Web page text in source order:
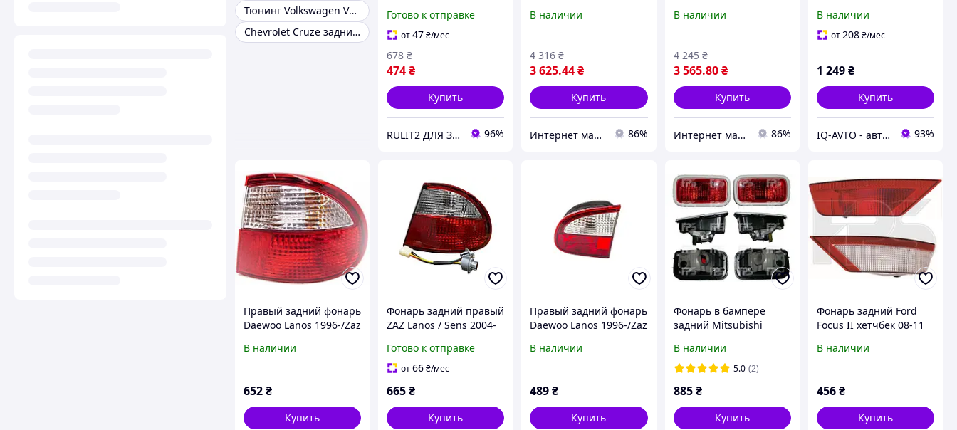
Тюнинг Volkswagen VW Jetta 6
Chevrolet Cruze задние фонари
внутренний 96- Дэу
Ланос 2
Готово к отправке
от47₴/мес
474₴
678 ₴
Купить
RULIT2 ДЛЯ ЗАХИСНИКІВ ЗНИЖКИ! 96%
В наличии
3 625.44₴
4 316 ₴
Купить
Интернет магазин "КУЗОВ-ЦЕНТР" 86%
боковая вставка белая
В наличии
3 565.80 ₴
4 245 ₴
Купить
Интернет магазин "КУЗОВ-ЦЕНТР" 86%
вертикальный,
желт.поворотн 1106 F3-
В наличии
от208₴/мес
1 249₴
Купить
IQ-AVTO - автозапчасти, автоаксессуары и автоэлектроника 93%
Правый задний фонарь
Daewoo Lanos 1996-/Zaz
FZ4-P
В наличии
652₴
Купить
Фонарь задний правый
ZAZ Lanos / Sens 2004-
1106 FZ4-P)
Готово к отправке
от66₴/мес
665₴
Купить
Правый задний фонарь
Daewoo Lanos 1996-/Zaz
FV6-P
В наличии
489₴
Купить
Фонарь в бампере
задний Mitsubishi
(FPS) противотуманный
с окуляром MN161677
В наличии
5.0 (2)
885 ₴
Купить
Фонарь задний Ford
Focus II хетчбек 08-11
бампере, зад. ход
В наличии
456₴
Купить